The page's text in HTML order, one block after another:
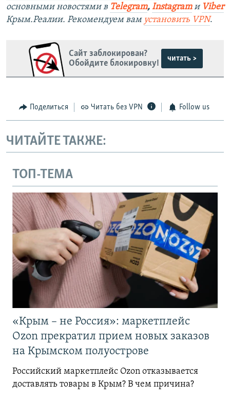
основными новостями в Telegram, Instagramи Viber
Крым.Реалии. Рекомендуем вам установить VPN.
Сайт заблокирован?
Обойдите блокировку!
читать >
Поделиться Читать без VPN Follow us
ЧИТАЙТЕ ТАКЖЕ:
ТОП-ТЕМА
«Крым – не Россия»: маркетплейс
Ozon прекратил прием новых заказов
на Крымском полуострове
Российский маркетплейс Ozon отказывается
доставлять товары в Крым? В чем причина?